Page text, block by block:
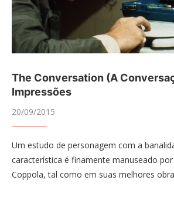
The Conversation (A
Impressões
20/09/2015
Um estudo de personagem com a
característica é finamente manuseado por
Coppola, tal como em suas melhores